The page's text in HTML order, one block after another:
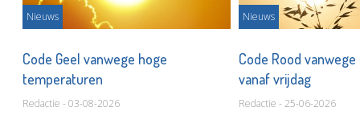
Nieuws
Code Geel vanwege hoge
temperaturen
Redactie - 03-08-2026
Nieuws
Code Rood
vanaf vrijdag
Redactie - 25-06-2026